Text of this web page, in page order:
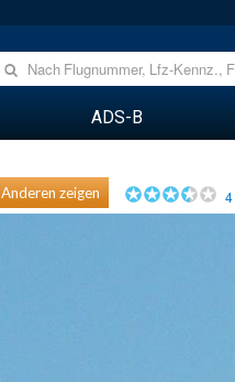
ADS-B
Anderen zeigen 4